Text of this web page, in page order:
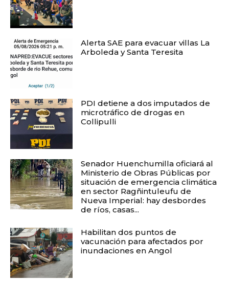
Alerta SAE para evacuar villas La
Arboleda y Santa Teresita
PDI detiene a dos imputados de
microtráfico de drogas en
Collipulli
Senador Huenchumilla oficiará al
Ministerio de Obras Públicas por
situación de emergencia climática
en sector Ragñintuleufu de
Nueva Imperial: hay desbordes
de ríos, casas...
Habilitan dos puntos de
vacunación para afectados por
inundaciones en Angol